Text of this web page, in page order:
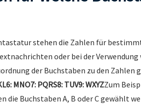
stehen die Zahlen für
oder bei der
der Buchstaben zu den
MNO7: PQRS8: TUV9: WXYZZum
Buchstaben A, B oder C gewählt